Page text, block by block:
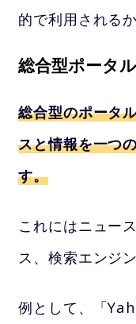
的で利用される
総合型ポータ
総合型のポータ
スと情報を一つ
す。
これにはニュー
ス、検索エンジ
例として、「